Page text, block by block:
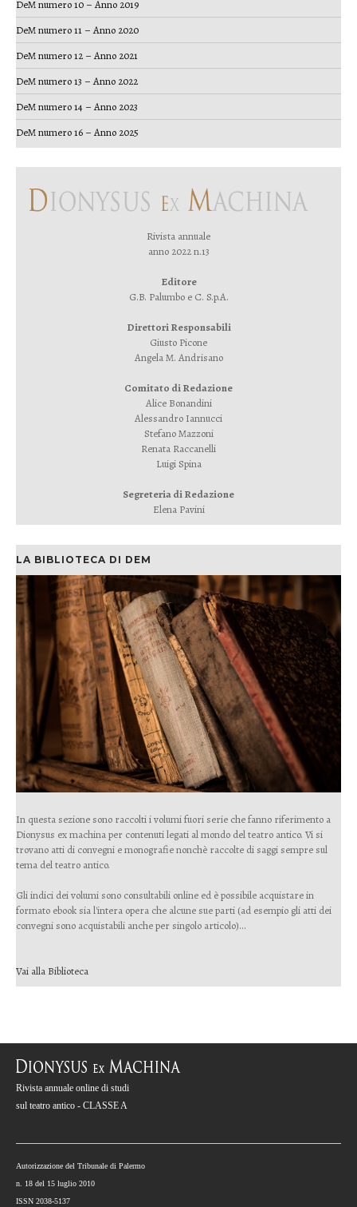
DeM numero 10 – Anno 2019
DeM numero 11 – Anno 2020
DeM numero 12 – Anno 2021
DeM numero 13 – Anno 2022
DeM numero 14 – Anno 2023
DeM numero 16 – Anno 2025
Rivista annuale
anno 2022 n.13
Editore
G.B. Palumbo e C. S.p.A.
Direttori Responsabili
Giusto Picone
Angela M. Andrisano
Comitato di Redazione
Alice Bonandini
Alessandro Iannucci
Stefano Mazzoni
Renata Raccanelli
Luigi Spina
Segreteria di Redazione
Elena Pavini
LA BIBLIOTECA DI DEM
In questa sezione sono raccolti i volumi fuori serie che fanno riferimento a
Dionysus ex machina per contenuti legati al mondo del teatro antico. Vi si
trovano atti di convegni e monografie nonchè raccolte di saggi sempre sul
tema del teatro antico.
Gli indici dei volumi sono consultabili online ed è possibile acquistare in
formato ebook sia l'intera opera che alcune sue parti (ad esempio gli atti dei
convegni sono acquistabili anche per singolo articolo)...
Vai alla Biblioteca
Rivista annuale online di studi
sul teatro antico - CLASSE A
Autorizzazione del Tribunale di Palermo
n. 18 del 15 luglio 2010
ISSN 2038-5137